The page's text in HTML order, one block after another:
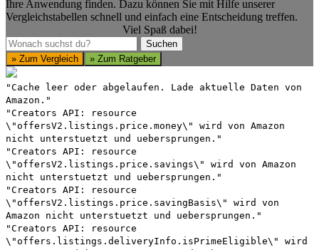
Ihre Anwendung finden. Dazu können Sie mit Hilfe unserer
Vergleichstabellen schnell und einfach eine Entscheidung treffen.
Viel Spaß dabei!
Suchen
Suchen
» Zum Vergleich
» Zum Ratgeber
"Cache leer oder abgelaufen. Lade aktuelle Daten von
Amazon."
"Creators API: resource
\"offersV2.listings.price.money\" wird von Amazon
nicht unterstuetzt und uebersprungen."
"Creators API: resource
\"offersV2.listings.price.savings\" wird von Amazon
nicht unterstuetzt und uebersprungen."
"Creators API: resource
\"offersV2.listings.price.savingBasis\" wird von
Amazon nicht unterstuetzt und uebersprungen."
"Creators API: resource
\"offers.listings.deliveryInfo.isPrimeEligible\" wird